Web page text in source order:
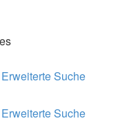
Erweiterte Suche
Erweiterte Suche